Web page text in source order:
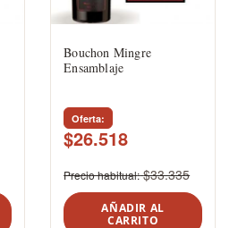
Bouchon Mingre
Ensamblaje
Oferta
$26.518
Precio habitual $33.335
AÑADIR AL
CARRITO